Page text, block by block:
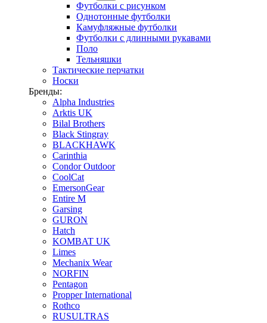
Футболки с рисунком
Однотонные футболки
Камуфляжные футболки
Футболки с длинными рукавами
Поло
Тельняшки
Тактические перчатки
Носки
Бренды:
Alpha Industries
Arktis UK
Bilal Brothers
Black Stingray
BLACKHAWK
Carinthia
Condor Outdoor
CoolCat
EmersonGear
Entire M
Garsing
GURON
Hatch
KOMBAT UK
Limes
Mechanix Wear
NORFIN
Pentagon
Propper International
Rothco
RUSULTRAS